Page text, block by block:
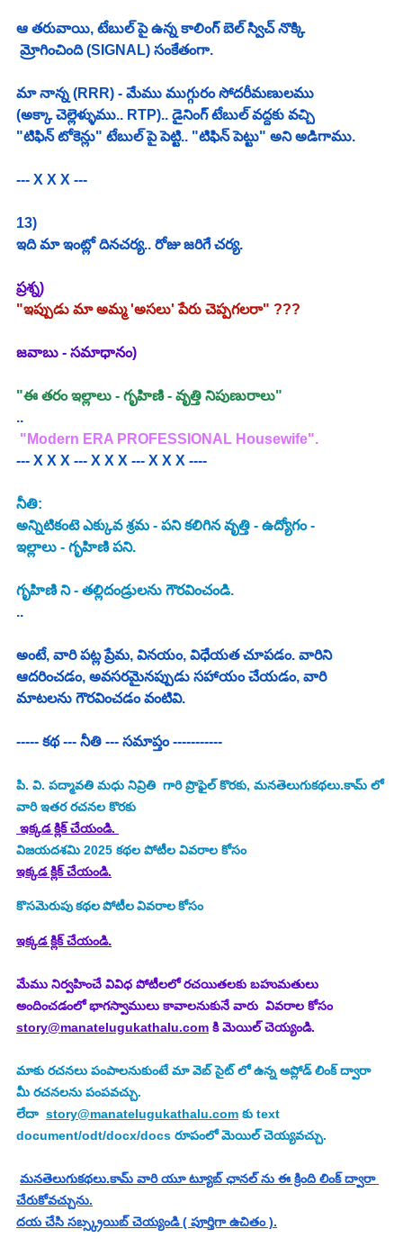
ఆ తరువాయి, టేబుల్ పై ఉన్న కాలింగ్ బెల్ స్విచ్ నొక్కి
మ్రోగించింది (SIGNAL) సంకేతంగా.
మా నాన్న (RRR) - మేము ముగ్గురం సోదరీమణులము
(అక్కా చెల్లెళ్ళుము.. RTP).. డైనింగ్ టేబుల్ వద్దకు వచ్చి
"టిఫిన్ టోకెన్లు" టేబుల్ పై పెట్టి.. "టిఫిన్ పెట్టు" అని అడిగాము.
--- X X X ---
13)
ఇది మా ఇంట్లో దినచర్య.. రోజు జరిగే చర్య.
ప్రశ్న)
"ఇప్పుడు మా అమ్మ 'అసలు' పేరు చెప్పగలరా" ???
జవాబు - సమాధానం)
"ఈ తరం ఇల్లాలు - గృహిణి - వృత్తి నిపుణురాలు"
..
"Modern ERA PROFESSIONAL Housewife".
--- X X X --- X X X --- X X X ----
నీతి:
అన్నిటికంటె ఎక్కువ శ్రమ - పని కలిగిన వృత్తి - ఉద్యోగం -
ఇల్లాలు - గృహిణి పని.
గృహిణి ని - తల్లిదండ్రులను గౌరవించండి.
..
అంటే, వారి పట్ల ప్రేమ, వినయం, విధేయత చూపడం. వారిని
ఆదరించడం, అవసరమైనప్పుడు సహాయం చేయడం, వారి
మాటలను గౌరవించడం వంటివి.
----- కథ --- నీతి --- సమాప్తం -----------
పి. వి. పద్మావతి మధు నివ్రితి గారి ప్రొఫైల్ కొరకు, మనతెలుగుకథలు.కామ్ లో
వారి ఇతర రచనల కొరకు
ఇక్కడ క్లిక్ చేయండి.
విజయదశమి 2025 కథల పోటీల వివరాల కోసం
ఇక్కడ క్లిక్ చేయండి.
కొసమెరుపు కథల పోటీల వివరాల కోసం
ఇక్కడ క్లిక్ చేయండి.
మేము నిర్వహించే వివిధ పోటీలలో రచయితలకు బహుమతులు
అందించడంలో భాగస్వాములు కావాలనుకునే వారు  వివరాల కోసం
story@manatelugukathalu.com కి మెయిల్ చెయ్యండి.
మాకు రచనలు పంపాలనుకుంటే మా వెబ్ సైట్ లో ఉన్న అప్లోడ్ లింక్ ద్వారా
మీ రచనలను పంపవచ్చు.
లేదా story@manatelugukathalu.com కు text
document/odt/docx/docs రూపంలో మెయిల్ చెయ్యవచ్చు.
మనతెలుగుకథలు.కామ్ వారి యూ ట్యూబ్ ఛానల్ ను ఈ క్రింది లింక్ ద్వారా
చేరుకోవచ్చును.
దయ చేసి సబ్స్క్రయిబ్ చెయ్యండి ( పూర్తిగా ఉచితం ).